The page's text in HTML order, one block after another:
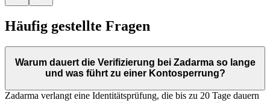
Häufig gestellte Fragen
Warum dauert die Verifizierung bei Zadarma so lange
und was führt zu einer Kontosperrung?
Zadarma verlangt eine Identitätsprüfung, die bis zu 20 Tage dauern